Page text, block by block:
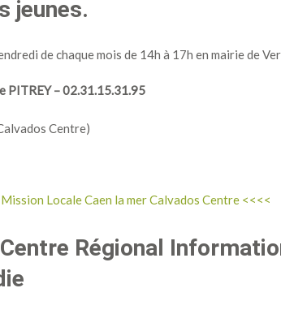
jeunes.
de chaque mois de 14h à 17h en mairie de
PITREY – 02.31.15.31.95
Centre)
Locale Caen la mer Calvados Centre <<<<
Régional